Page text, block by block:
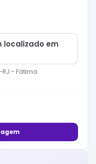
localizado em
- Fátima